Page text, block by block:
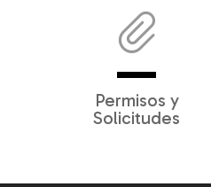
Permisos y
Solicitudes